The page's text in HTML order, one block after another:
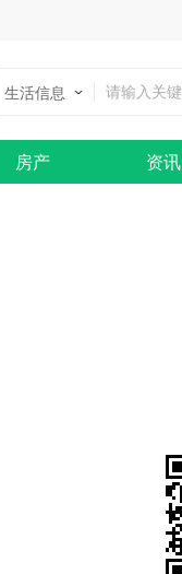
生活信息
房产 资讯